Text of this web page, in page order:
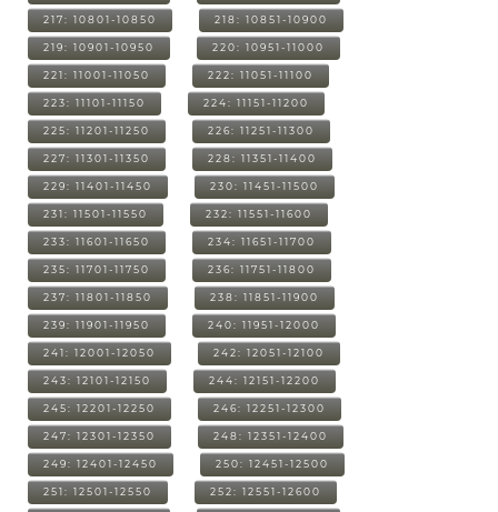
217: 10801-10850 218: 10851-10900
219: 10901-10950 220: 10951-11000
221: 11001-11050 222: 11051-11100
223: 11101-11150 224: 11151-11200
225: 11201-11250 226: 11251-11300
227: 11301-11350 228: 11351-11400
229: 11401-11450 230: 11451-11500
231: 11501-11550 232: 11551-11600
233: 11601-11650 234: 11651-11700
235: 11701-11750 236: 11751-11800
237: 11801-11850 238: 11851-11900
239: 11901-11950 240: 11951-12000
241: 12001-12050 242: 12051-12100
243: 12101-12150 244: 12151-12200
245: 12201-12250 246: 12251-12300
247: 12301-12350 248: 12351-12400
249: 12401-12450 250: 12451-12500
251: 12501-12550 252: 12551-12600